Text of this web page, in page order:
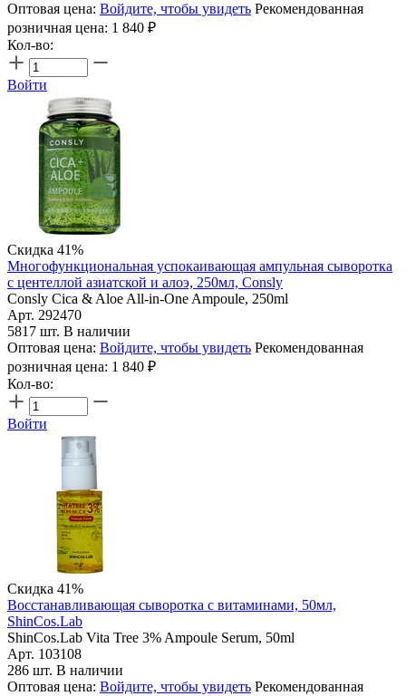
Оптовая цена: Войдите, чтобы увидеть Рекомендованная
розничная цена: 1 840 ₽
Кол-во:
Войти
Скидка 41%
Многофункциональная успокаивающая ампульная сыворотка
с центеллой азиатской и алоэ, 250мл, Consly
Consly Cica & Aloe All-in-One Ampoule, 250ml
Арт. 292470
5817 шт. В наличии
Оптовая цена: Войдите, чтобы увидеть Рекомендованная
розничная цена: 1 840 ₽
Кол-во:
Войти
Скидка 41%
Восстанавливающая сыворотка с витаминами, 50мл,
ShinCos.Lab
ShinCos.Lab Vita Tree 3% Ampoule Serum, 50ml
Арт. 103108
286 шт. В наличии
Оптовая цена: Войдите, чтобы увидеть Рекомендованная